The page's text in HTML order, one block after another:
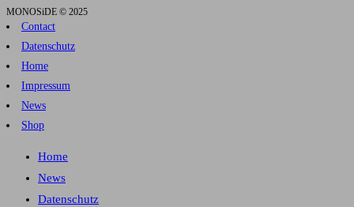
MONOSiDE © 2025
Contact
Datenschutz
Home
Impressum
News
Shop
Home
News
Datenschutz